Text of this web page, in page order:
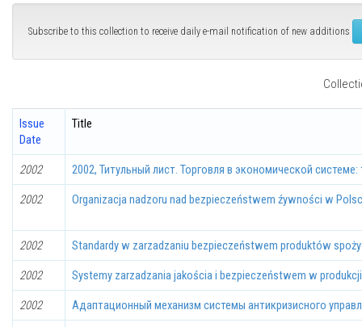
Subscribe to this collection to receive daily e-mail notification of new additions
Issue
Date
Title
2002 2002, Титульный лист. Торговля в экономической системе:
2002 Organizacja nadzoru nad bezpieczeństwem źywności w
2002 Standardy w zarzadzaniu bezpieczeństwem produktów
2002 Systemy zarzadzania jakościa i bezpieczeństwem w
2002 Адаптационный механизм системы антикризисного